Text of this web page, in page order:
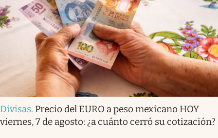
Divisas. Precio del EURO a peso mexicano HOY
viernes, 7 de agosto: ¿a cuánto cerró su cotización?